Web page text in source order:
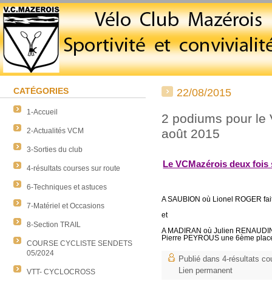
CATÉGORIES
1-Accueil
2-Actualités VCM
3-Sorties du club
4-résultats courses sur route
6-Techniques et astuces
7-Matériel et Occasions
8-Section TRAIL
COURSE CYCLISTE SENDETS
05/2024
VTT- CYCLOCROSS
22/08/2015
2 podiums pour le
août 2015
Le VCMazérois deux fois
A SAUBION où Lionel ROGER
et
A MADIRAN où Julien
Pierre PEYROUS une 6ème
Publié dans 4-résultats
Lien permanent